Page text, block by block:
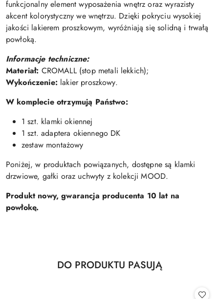
funkcjonalny element wyposażenia wnętrz oraz wyrazisty
akcent kolorystyczny we wnętrzu. Dzięki pokryciu wysokiej
jakości lakierem proszkowym, wyróżniają się solidną i trwałą
powłoką.
Informacje techniczne:
Materiał: CROMALL (stop metali lekkich);
Wykończenie: lakier proszkowy.
W komplecie otrzymują Państwo:
1 szt. klamki okiennej
1 szt. adaptera okiennego DK
zestaw montażowy
Poniżej, w produktach powiązanych, dostępne są klamki
drzwiowe, gałki oraz uchwyty z kolekcji MOOD.
Produkt nowy, gwarancja producenta 10 lat na
powłokę.
Pomiń karuzelę produktów
Produkty
DO PRODUKTU PASUJĄ